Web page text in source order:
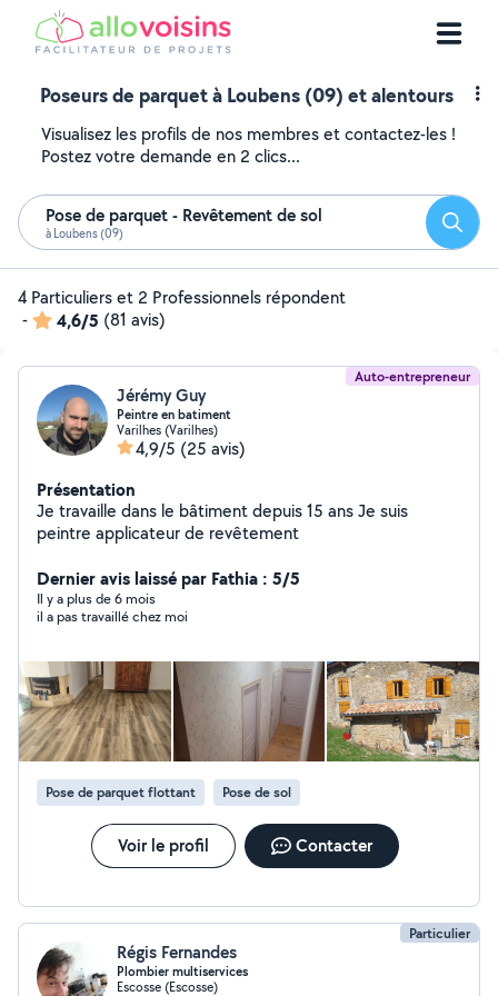
Poseurs de parquet à Loubens (09) et alentours
Visualisez les profils de nos membres et contactez-les !
Postez votre demande en 2 clics...
Pose de parquet - Revêtement de sol
à Loubens (09)
4 Particuliers et 2 Professionnels répondent
-
4,6/5 (81 avis)
Auto-entrepreneur
Jérémy Guy
Peintre en batiment
Varilhes (Varilhes)
4,9/5 (25 avis)
Présentation
Je travaille dans le bâtiment depuis 15 ans Je suis
peintre applicateur de revêtement
Dernier avis laissé par Fathia : 5/5
Il y a plus de 6 mois
il a pas travaillé chez moi
Pose de parquet flottant Pose de sol
Voir le profil Contacter
Particulier
Régis Fernandes
Plombier multiservices
Escosse (Escosse)